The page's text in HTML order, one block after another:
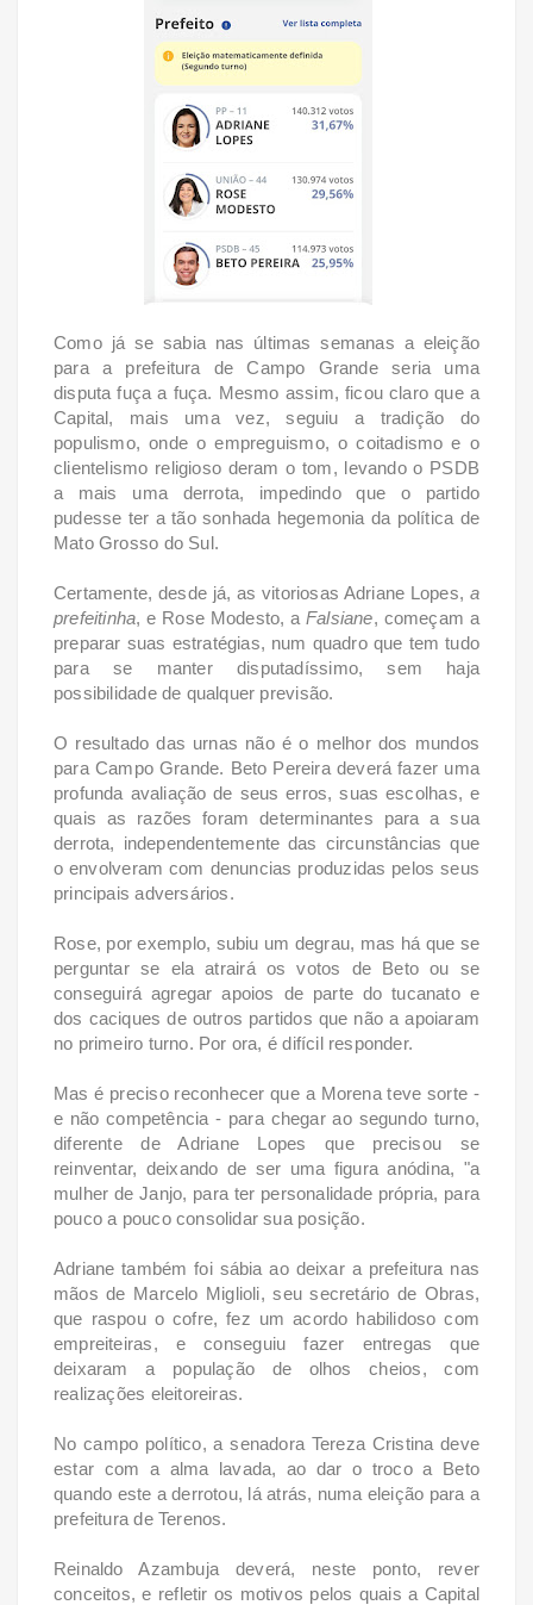
Como já se sabia nas últimas semanas a eleição
para a prefeitura de Campo Grande seria uma
disputa fuça a fuça. Mesmo assim, ficou claro que a
Capital, mais uma vez, seguiu a tradição do
populismo, onde o empreguismo, o coitadismo e o
clientelismo religioso deram o tom, levando o PSDB
a mais uma derrota, impedindo que o partido
pudesse ter a tão sonhada hegemonia da política de
Mato Grosso do Sul.
Certamente, desde já, as vitoriosas Adriane Lopes, a
prefeitinha, e Rose Modesto, aFalsiane, começam a
preparar suas estratégias, num quadro que tem tudo
para se manter disputadíssimo, sem haja
possibilidade de qualquer previsão.
O resultado das urnas não é o melhor dos mundos
para Campo Grande. Beto Pereira deverá fazer uma
profunda avaliação de seus erros, suas escolhas, e
quais as razões foram determinantes para a sua
derrota, independentemente das circunstâncias que
o envolveram com denuncias produzidas pelos seus
principais adversários.
Rose, por exemplo, subiu um degrau, mas há que se
perguntar se ela atrairá os votos de Beto ou se
conseguirá agregar apoios de parte do tucanato e
dos caciques de outros partidos que não a apoiaram
no primeiro turno. Por ora, é difícil responder.
Mas é preciso reconhecer que a Morena teve sorte -
e não competência - para chegar ao segundo turno,
diferente de Adriane Lopes que precisou se
reinventar, deixando de ser uma figura anódina, "a
mulher de Janjo, para ter personalidade própria, para
pouco a pouco consolidar sua posição.
Adriane também foi sábia ao deixar a prefeitura nas
mãos de Marcelo Miglioli, seu secretário de Obras,
que raspou o cofre, fez um acordo habilidoso com
empreiteiras, e conseguiu fazer entregas que
deixaram a população de olhos cheios, com
realizações eleitoreiras.
No campo político, a senadora Tereza Cristina deve
estar com a alma lavada, ao dar o troco a Beto
quando este a derrotou, lá atrás, numa eleição para a
prefeitura de Terenos.
Reinaldo Azambuja deverá, neste ponto, rever
conceitos, e refletir os motivos pelos quais a Capital